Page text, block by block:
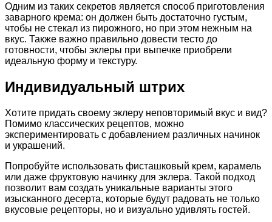
Одним из таких секретов является способ приготовления
заварного крема: он должен быть достаточно густым,
чтобы не стекал из пирожного, но при этом нежным на
вкус. Также важно правильно довести тесто до
готовности, чтобы эклеры при выпечке приобрели
идеальную форму и текстуру.
Индивидуальный штрих
Хотите придать своему эклеру неповторимый вкус и вид?
Помимо классических рецептов, можно
экспериментировать с добавлением различных начинок
и украшений.
Попробуйте использовать фисташковый крем, карамель
или даже фруктовую начинку для эклера. Такой подход
позволит вам создать уникальные варианты этого
изысканного десерта, которые будут радовать не только
вкусовые рецепторы, но и визуально удивлять гостей.